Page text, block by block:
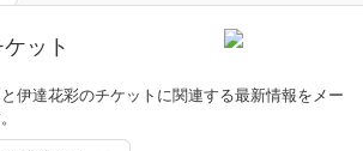
ット
伊達花彩のチケットに関連する最新情報をメー